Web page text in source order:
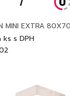
MINI EXTRA
ks s DPH